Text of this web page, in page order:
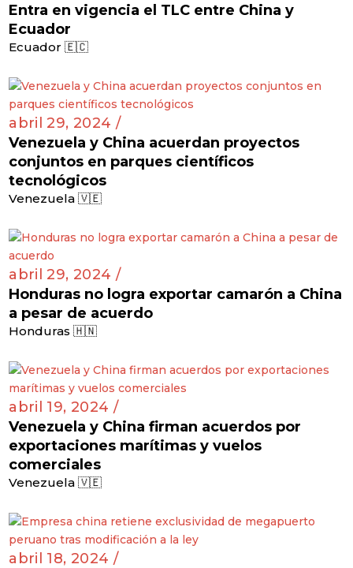
Entra en vigencia el TLC entre China y
Ecuador
Ecuador 🇪🇨
abril 29, 2024 /
Venezuela y China acuerdan proyectos
conjuntos en parques científicos
tecnológicos
Venezuela 🇻🇪
abril 29, 2024 /
Honduras no logra exportar camarón a China
a pesar de acuerdo
Honduras 🇭🇳
abril 19, 2024 /
Venezuela y China firman acuerdos por
exportaciones marítimas y vuelos
comerciales
Venezuela 🇻🇪
abril 18, 2024 /